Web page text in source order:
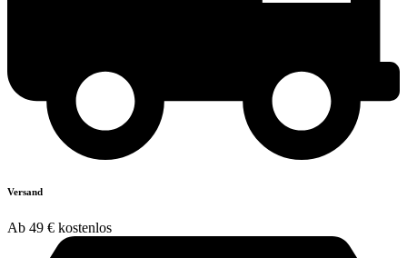
Versand
Ab 49 € kostenlos